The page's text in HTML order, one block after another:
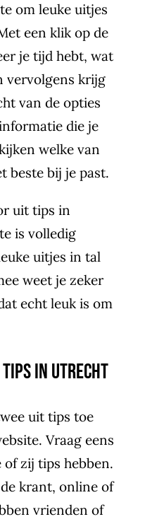
om leuke uitjes
een klik op de
je tijd hebt, wat
vervolgens krijg
van de opties
die je
welke van
beste bij je past.
uit tips in
is volledig
uitjes in tal
weet je zeker
echt leuk is om
tips in Utrecht
uit tips toe
Vraag eens
zij tips hebben.
krant, online of
vrienden of